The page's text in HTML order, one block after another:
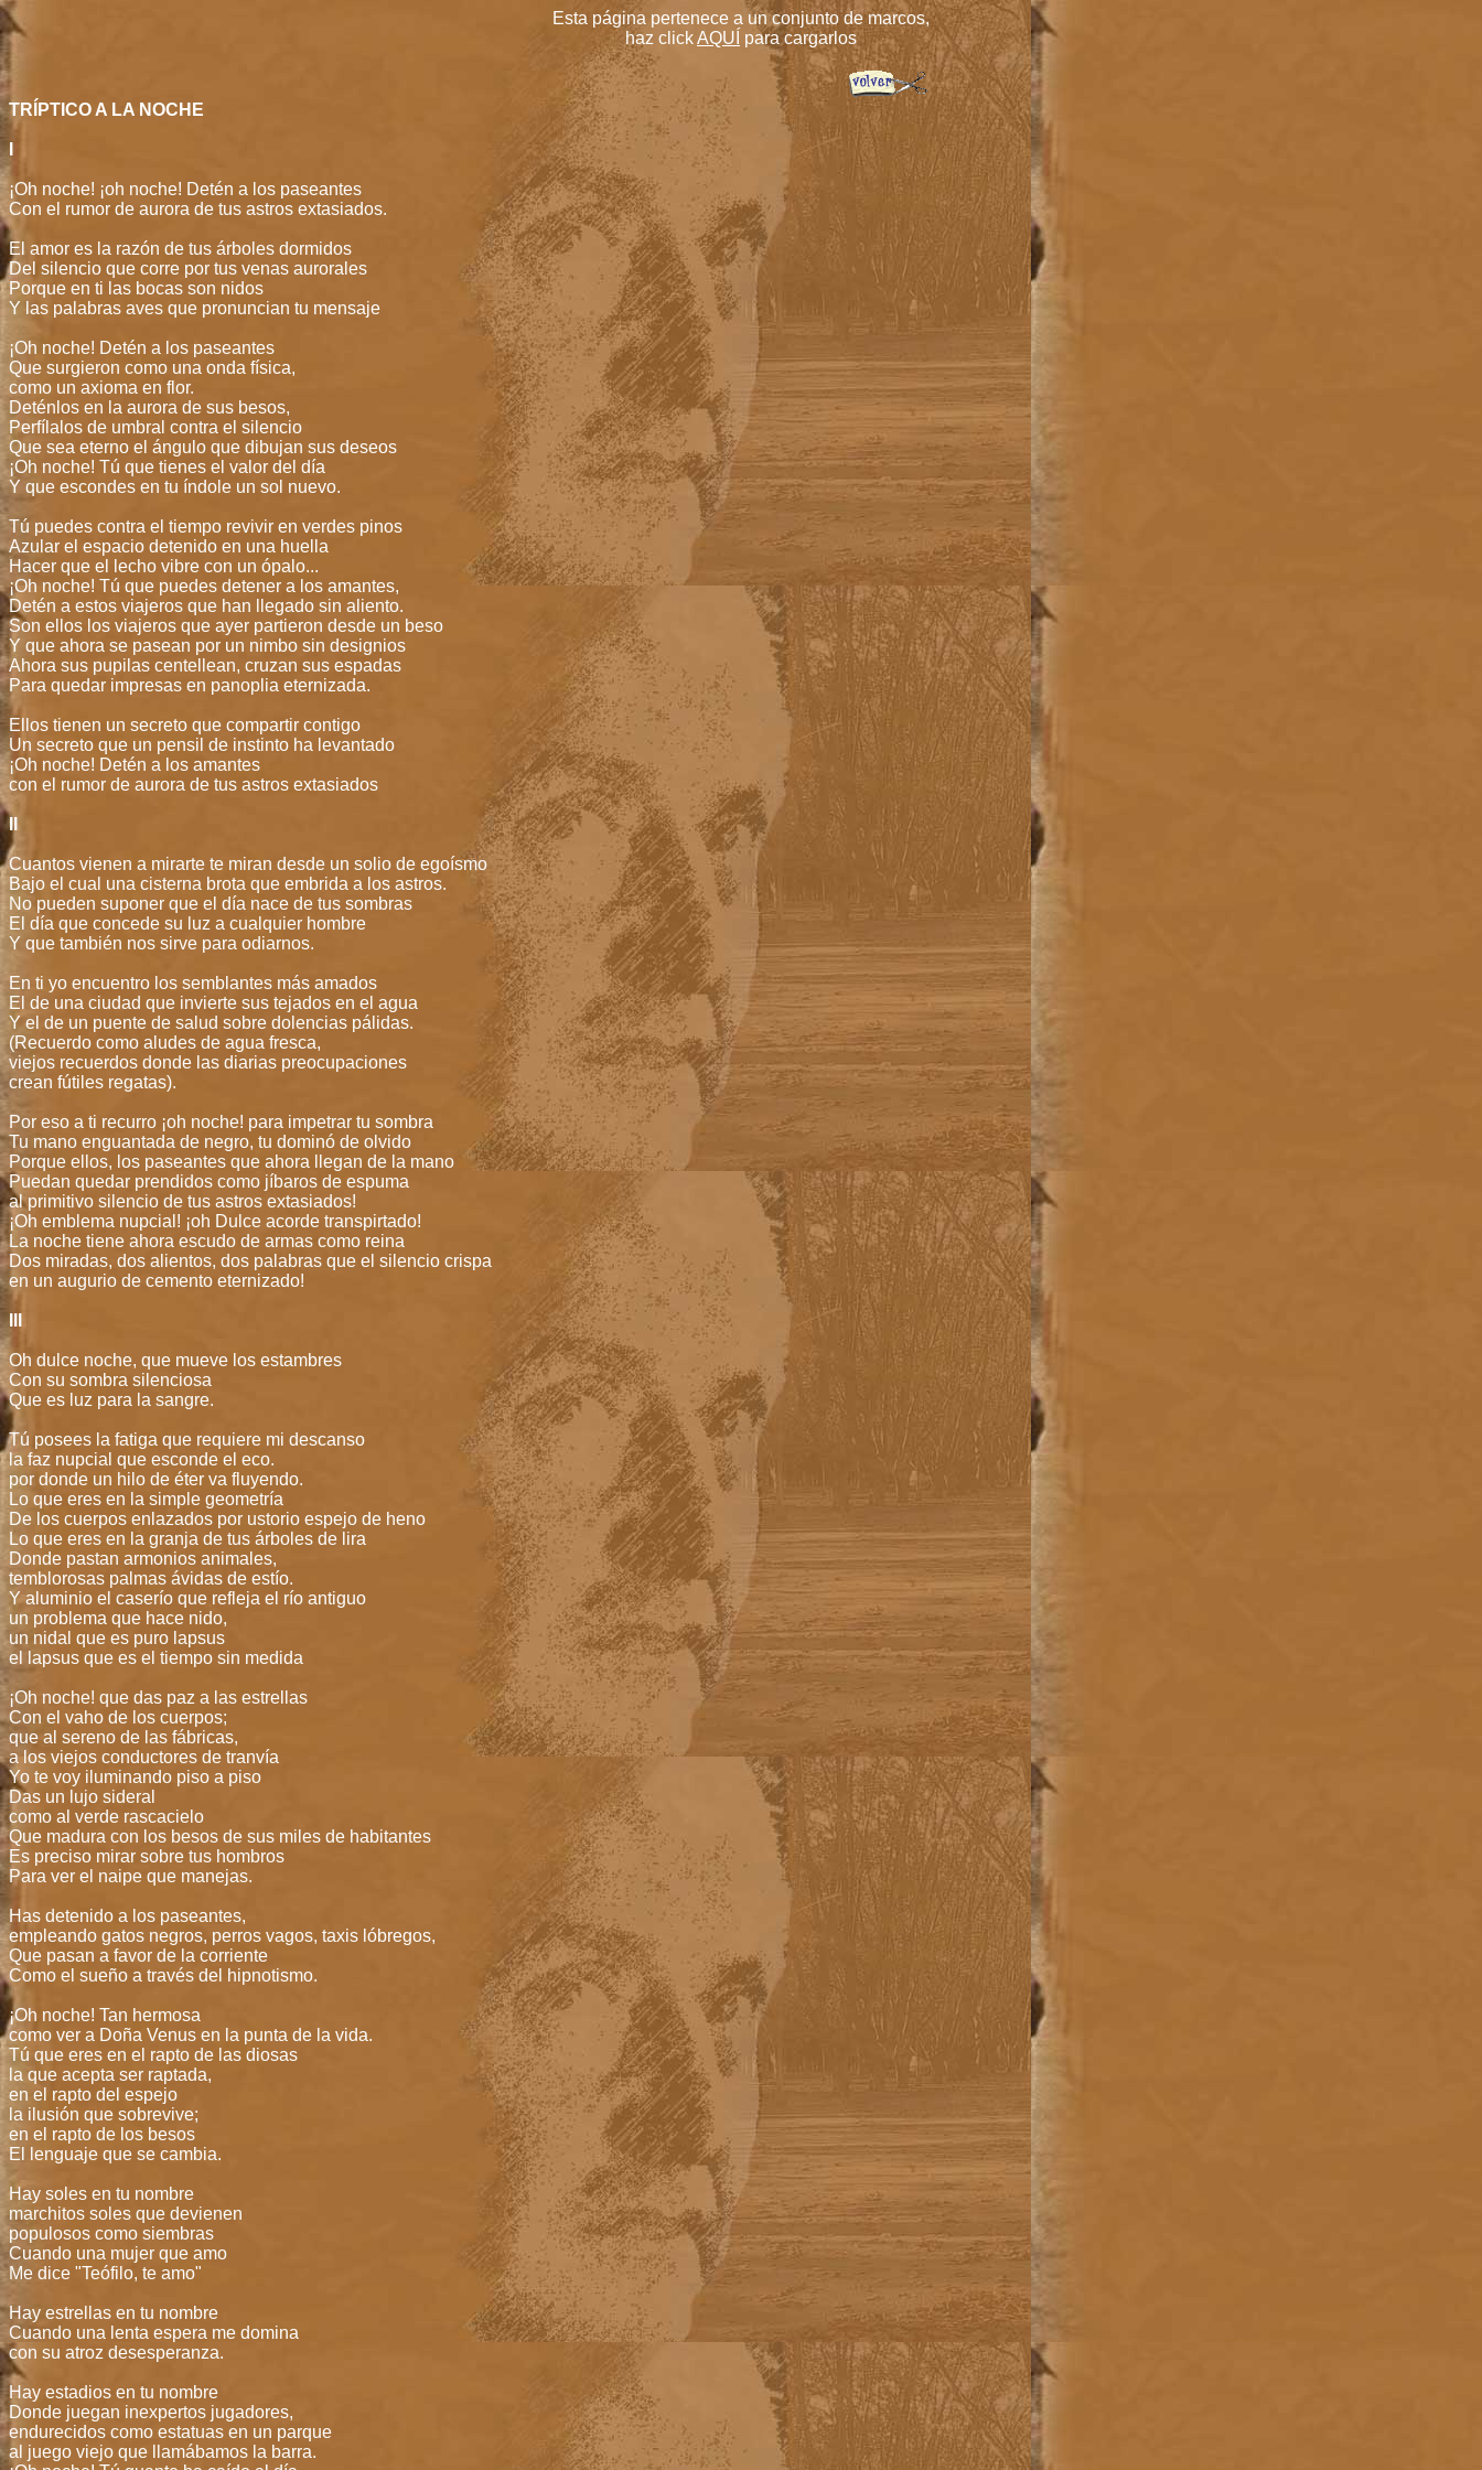
Esta página pertenece a un conjunto de marcos,
haz clickAQUÍ para cargarlos
TRÍPTICO A LA NOCHE
¡Oh noche! ¡oh noche! Detén a los paseantes
Con el rumor de aurora de tus astros extasiados.
El amor es la razón de tus árboles dormidos
Del silencio que corre por tus venas aurorales
Porque en ti las bocas son nidos
Y las palabras aves que pronuncian tu mensaje
¡Oh noche! Detén a los paseantes
Que surgieron como una onda física,
como un axioma en flor.
Deténlos en la aurora de sus besos,
Perfílalos de umbral contra el silencio
Que sea eterno el ángulo que dibujan sus deseos
¡Oh noche! Tú que tienes el valor del día
Y que escondes en tu índole un sol nuevo.
Tú puedes contra el tiempo revivir en verdes pinos
Azular el espacio detenido en una huella
Hacer que el lecho vibre con un ópalo...
¡Oh noche! Tú que puedes detener a los amantes,
Detén a estos viajeros que han llegado sin aliento.
Son ellos los viajeros que ayer partieron desde un beso
Y que ahora se pasean por un nimbo sin designios
Ahora sus pupilas centellean, cruzan sus espadas
Para quedar impresas en panoplia eternizada.
Ellos tienen un secreto que compartir contigo
Un secreto que un pensil de instinto ha levantado
¡Oh noche! Detén a los amantes
con el rumor de aurora de tus astros extasiados
II
Cuantos vienen a mirarte te miran desde un solio de egoísmo
Bajo el cual una cisterna brota que embrida a los astros.
No pueden suponer que el día nace de tus sombras
El día que concede su luz a cualquier hombre
Y que también nos sirve para odiarnos.
En ti yo encuentro los semblantes más amados
El de una ciudad que invierte sus tejados en el agua
Y el de un puente de salud sobre dolencias pálidas.
(Recuerdo como aludes de agua fresca,
viejos recuerdos donde las diarias preocupaciones
crean fútiles regatas).
Por eso a ti recurro ¡oh noche! para impetrar tu sombra
Tu mano enguantada de negro, tu dominó de olvido
Porque ellos, los paseantes que ahora llegan de la mano
Puedan quedar prendidos como jíbaros de espuma
al primitivo silencio de tus astros extasiados!
¡Oh emblema nupcial! ¡oh Dulce acorde transpirtado!
La noche tiene ahora escudo de armas como reina
Dos miradas, dos alientos, dos palabras que el silencio crispa
en un augurio de cemento eternizado!
Oh dulce noche, que mueve los estambres
Con su sombra silenciosa
Que es luz para la sangre.
Tú posees la fatiga que requiere mi descanso
la faz nupcial que esconde el eco.
por donde un hilo de éter va fluyendo.
Lo que eres en la simple geometría
De los cuerpos enlazados por ustorio espejo de heno
Lo que eres en la granja de tus árboles de lira
Donde pastan armonios animales,
temblorosas palmas ávidas de estío.
Y aluminio el caserío que refleja el río antiguo
un problema que hace nido,
un nidal que es puro lapsus
el lapsus que es el tiempo sin medida
¡Oh noche! que das paz a las estrellas
Con el vaho de los cuerpos;
que al sereno de las fábricas,
a los viejos conductores de tranvía
Yo te voy iluminando piso a piso
Das un lujo sideral
como al verde rascacielo
Que madura con los besos de sus miles de habitantes
Es preciso mirar sobre tus hombros
Para ver el naipe que manejas.
Has detenido a los paseantes,
empleando gatos negros, perros vagos, taxis lóbregos,
Que pasan a favor de la corriente
Como el sueño a través del hipnotismo.
¡Oh noche! Tan hermosa
como ver a Doña Venus en la punta de la vida.
Tú que eres en el rapto de las diosas
la que acepta ser raptada,
en el rapto del espejo
la ilusión que sobrevive;
en el rapto de los besos
El lenguaje que se cambia.
Hay soles en tu nombre
marchitos soles que devienen
populosos como siembras
Cuando una mujer que amo
Me dice "Teófilo, te amo"
Hay estrellas en tu nombre
Cuando una lenta espera me domina
con su atroz desesperanza.
Hay estadios en tu nombre
Donde juegan inexpertos jugadores,
endurecidos como estatuas en un parque
al juego viejo que llamábamos la barra.